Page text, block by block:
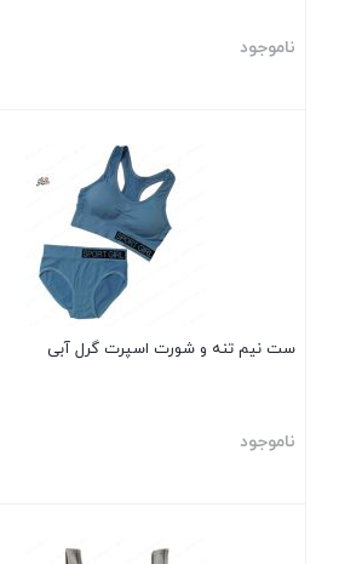
ناموجود
ست نیم تنه و شورت اسپرت گرل آبی
ناموجود